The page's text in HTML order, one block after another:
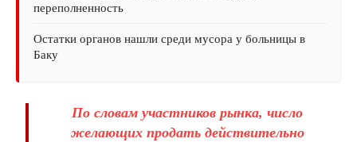
переполненность
Остатки органов нашли среди мусора у больницы в
Баку
По словам участников рынка, число
желающих продать действительно